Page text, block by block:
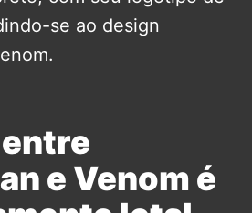
se ao design
e Venom é